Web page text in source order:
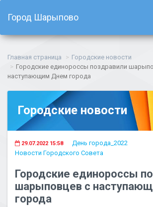
Город Шарыпово
Главная страница
Городские новости
Городские единороссы поздравили
наступающим Днем города
Городские новости
29.07.2022 15:58
День города_2022
Новости Городского Совета
Городские единороссы
шарыповцев с
города